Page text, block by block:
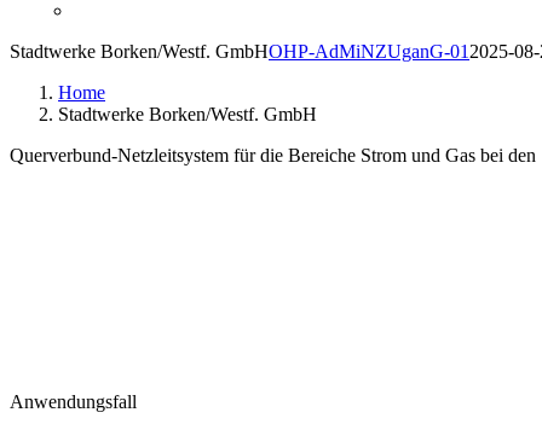
Stadtwerke Borken/Westf. GmbHOHP-AdMiNZUganG-01 2025-
Home
Stadtwerke Borken/Westf. GmbH
Querverbund-Netzleitsystem für die Bereiche Strom und Gas bei
Anwendungsfall